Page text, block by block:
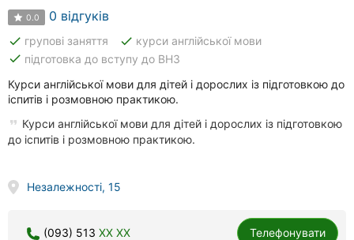
0.0 0 відгуків
done групові заняття done курси англійської мови
done підготовка до вступу до ВНЗ
Курси англійської мови для дітей і дорослих із підготовкою до
іспитів і розмовною практикою.
Курси англійської мови для дітей і дорослих із підготовкою
до іспитів і розмовною практикою.
Незалежності, 15
(093) 513 XX XX Телефонувати